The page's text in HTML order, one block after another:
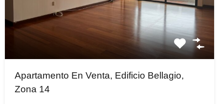
Apartamento En Venta, Edificio Bellagio,
Zona 14